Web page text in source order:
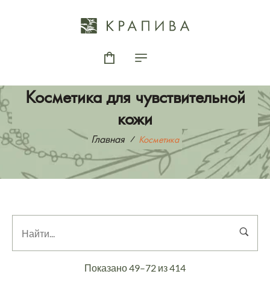
Косметика для чувствительной
кожи
Главная Косметика
Показано 49–72 из 414